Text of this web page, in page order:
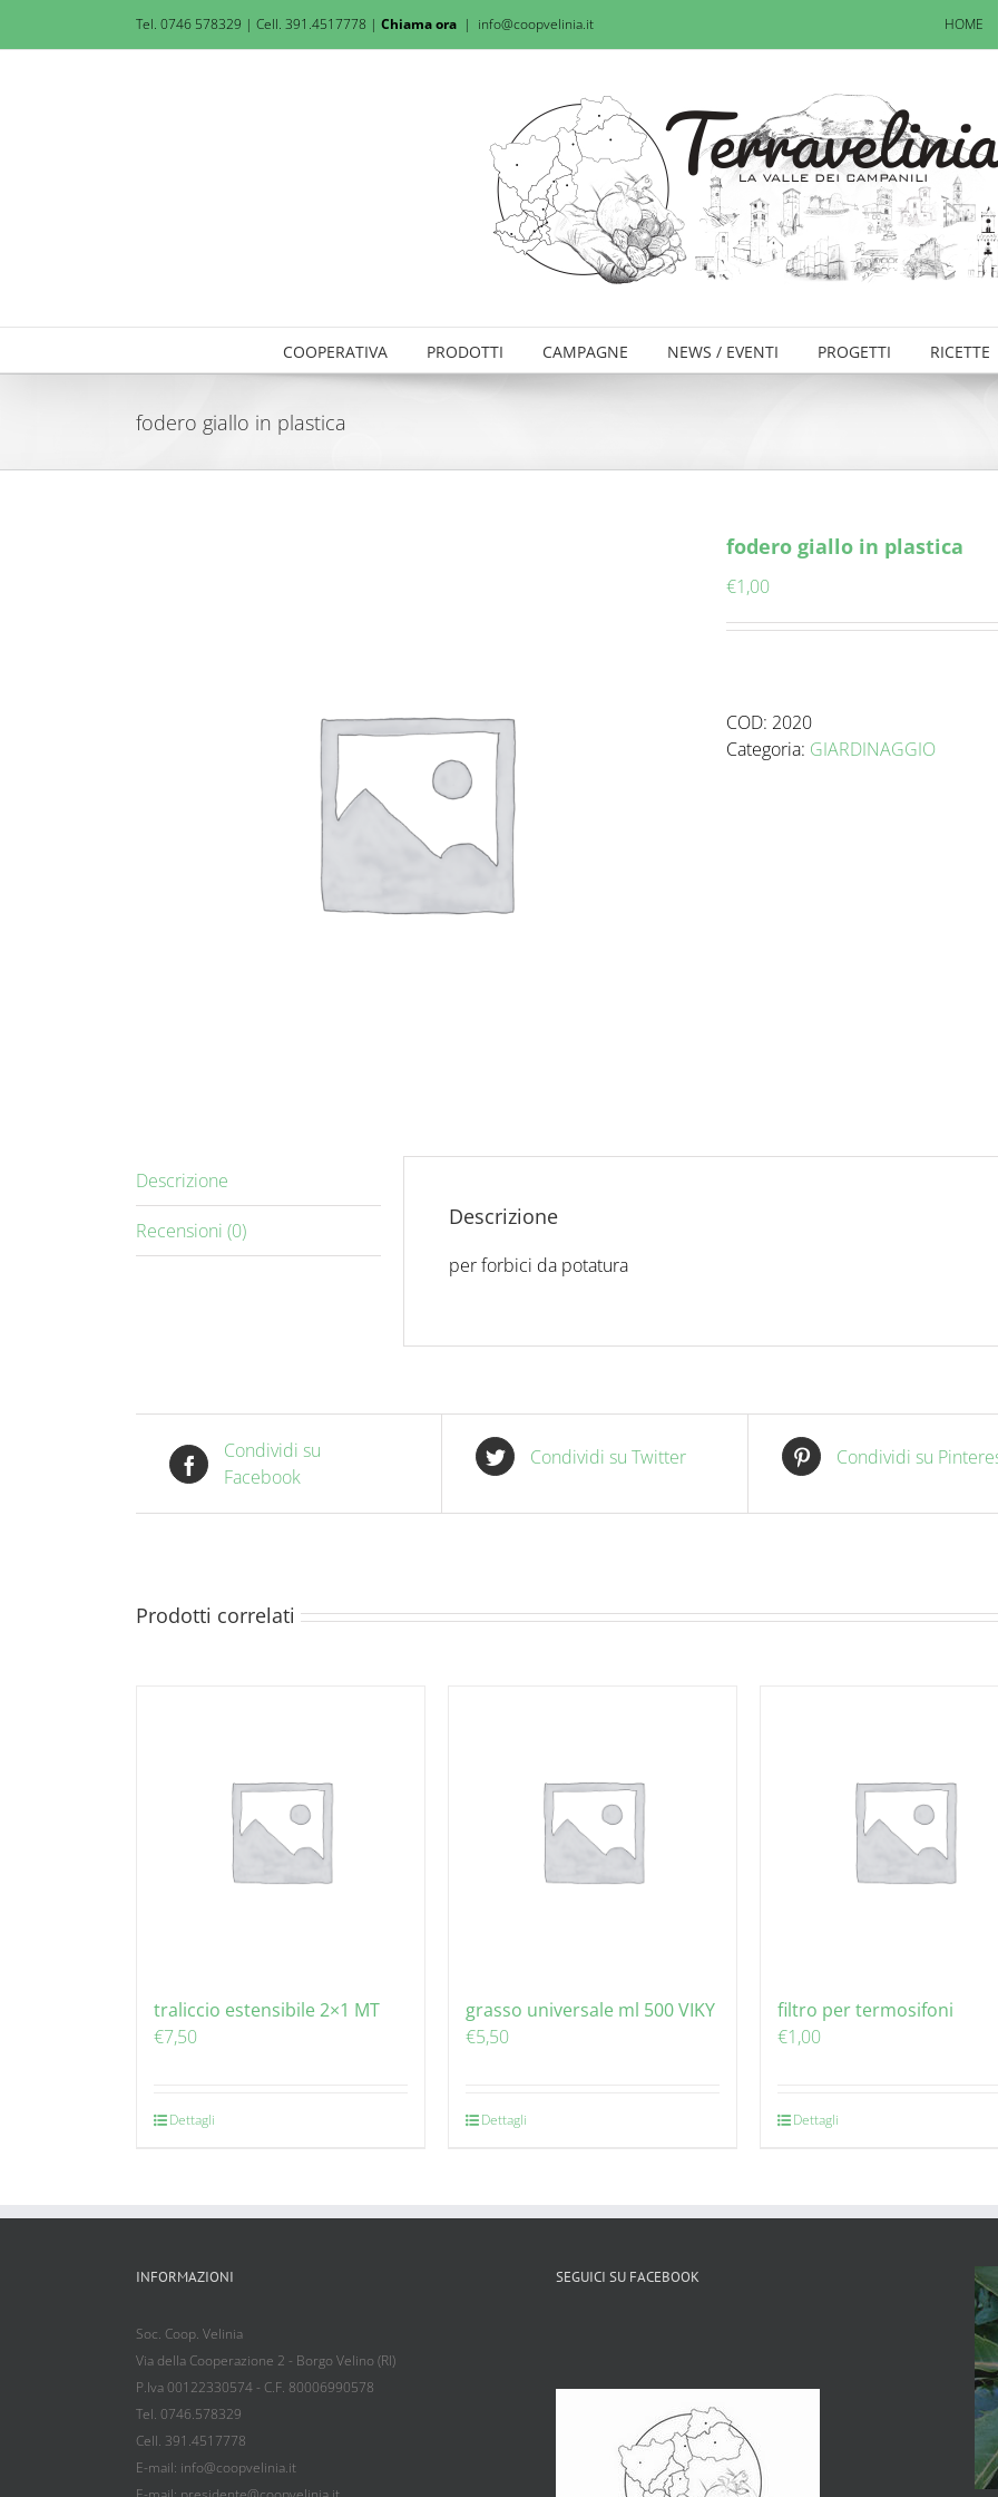
Tel. 0746 578329 | Cell. 391.4517778 | Chiama ora | info@coopvelinia.it HOME
COOPERATIVA PRODOTTI CAMPAGNE NEWS / EVENTI PROGETTI RICETTE
fodero giallo in plastica
fodero giallo in plastica
€1,00
COD: 2020
Categoria: GIARDINAGGIO
Descrizione
Recensioni (0)
Descrizione
per forbici da potatura
Condividi su
Facebook
Condividi su Twitter Condividi su
Prodotti correlati
traliccio estensibile 2×1 MT
€7,50
Dettagli
grasso universale ml 500 VIKY
€5,50
Dettagli
filtro per termosifoni
€1,00
Dettagli
INFORMAZIONI
Soc. Coop. Velinia
Via della Cooperazione 2 - Borgo Velino (RI)
P.Iva 00122330574 - C.F. 80006990578
Tel. 0746.578329
Cell. 391.4517778
E-mail: info@coopvelinia.it
SEGUICI SU FACEBOOK